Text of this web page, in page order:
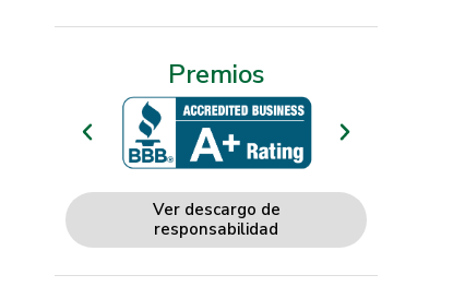
Premios
Ver descargo de
responsabilidad